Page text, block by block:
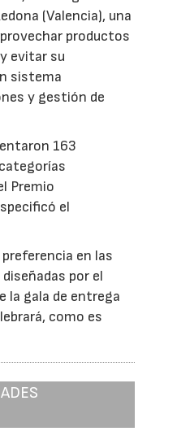
(Valencia), una
productos
evitar su
sistema
y gestión de
163
Premio
el
en las
por el
la gala de entrega
como es